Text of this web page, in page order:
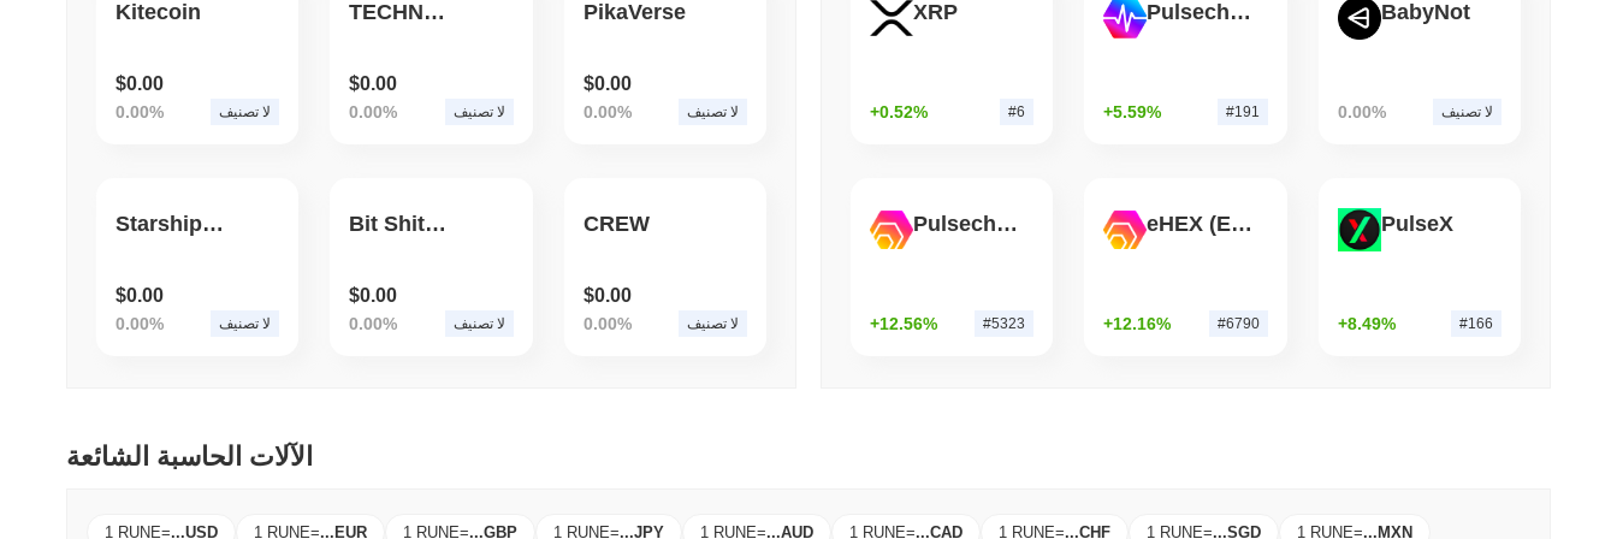
August 06 2026(1 day ago) 3 دقيقة قراءة
سنويًا
Kitecoin
$0.00
0.00% لا تصنيف
TECHNOFERMER
$0.00
0.00% لا تصنيف
PikaVerse
$0.00
0.00% لا تصنيف
StarshipSN20
$0.00
0.00% لا تصنيف
Bit Shitcoin
$0.00
0.00% لا تصنيف
CREW
$0.00
0.00% لا تصنيف
XRP
+0.52% #6
Pulsechain
+5.59% #191
BabyNot
0.00% لا تصنيف
Pulsechain Bridged HEX (Pulsechain)
+12.56% #5323
eHEX (Ethereum)
+12.16% #6790
PulseX
+8.49% #166
الآلات الحاسبة الشائعة
1 RUNE=...USD 1 RUNE=...EUR 1 RUNE=...GBP 1 RUNE=...JPY 1 RUNE=...AUD 1 RUNE=...CAD 1 RUNE=...CHF 1 RUNE=...SGD 1 RUNE=...MXN